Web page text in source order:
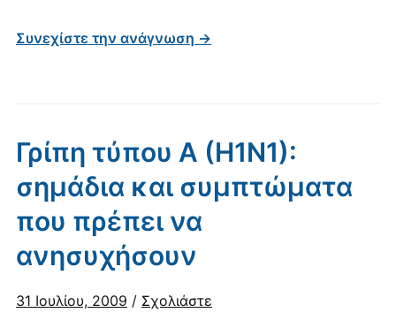
Συνεχίστε την ανάγνωση →
Γρίπη τύπου Α (Η1Ν1):
σημάδια και συμπτώματα
που πρέπει να
ανησυχήσουν
31 Ιουλίου, 2009 / Σχολιάστε